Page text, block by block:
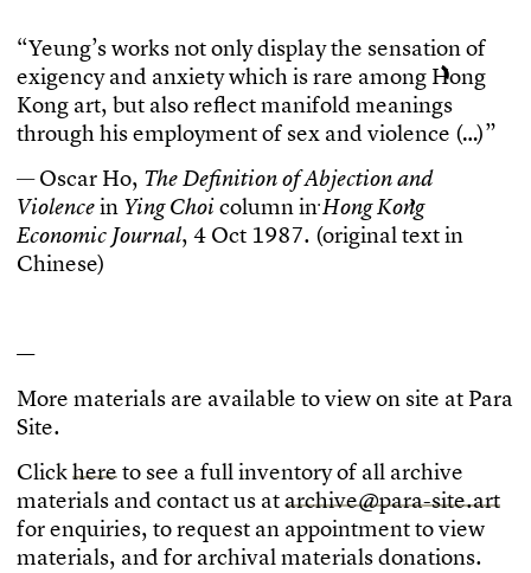
“Yeung’sworksnotonlydisplaythe sensationof
exigency and anxietywhichisrare among Hong
Kong art, but alsorefectmanifoldmeanings
throughhisemploymentof sex andviolence (…)”
— Oscar Ho, TheDefnitionofAbjectionand
Violencein Ying ChoicolumninHongKong
Economic Journal, 4 Oct 1987. (originaltextin
Chinese)
—
More materials are available toviewon site at Para
Site.
Clickhereto see a fullinventoryof all archive
materials andcontactus atarchive@para-site.art
forenquiries, torequest an appointmenttoview
materials, andfor archivalmaterialsdonations.